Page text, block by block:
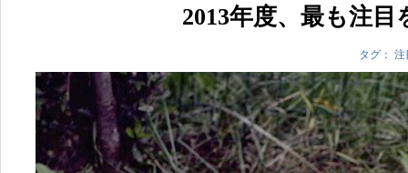
2013年度、最も注
タグ：